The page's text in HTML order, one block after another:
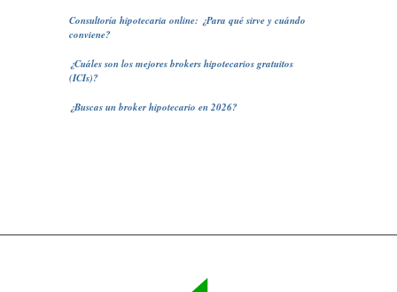
Consultoría hipotecaria online: ¿Para qué sirve y cuándo
conviene?
¿Cuáles son los mejores brokers hipotecarios gratuitos
(ICIs)?
¿Buscas un broker hipotecario en 2026?